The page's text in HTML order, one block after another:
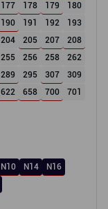
177 178 179
180
190 191 192
193
204 205 207
208
255 256 258
262
289 295 307
309
622 658 700
701
N10 N14
N16